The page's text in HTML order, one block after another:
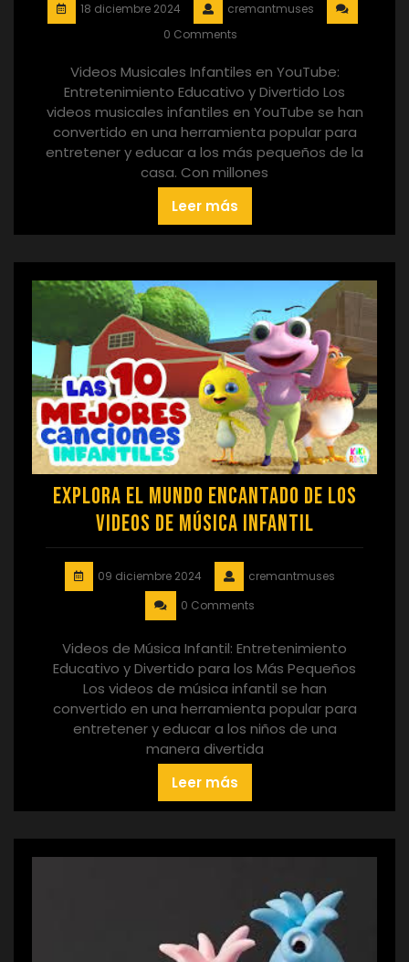
18 diciembre 2024
cremantmuses
0 Comments
Videos Musicales Infantiles en YouTube:
Entretenimiento Educativo y Divertido Los
videos musicales infantiles en YouTube se han
convertido en una herramienta popular para
entretener y educar a los más pequeños de la
casa. Con millones
Leer más
Explora el Mundo Encantado de los
Videos de Música Infantil
09 diciembre 2024
cremantmuses
0 Comments
Videos de Música Infantil: Entretenimiento
Educativo y Divertido para los Más Pequeños
Los videos de música infantil se han
convertido en una herramienta popular para
entretener y educar a los niños de una
manera divertida
Leer más